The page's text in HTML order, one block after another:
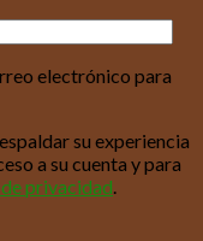
electrónico para
su experiencia
a su cuenta y para
privacidad.